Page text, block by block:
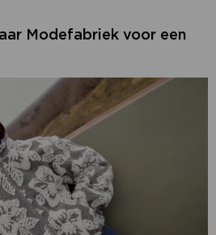
Modefabriek voor een